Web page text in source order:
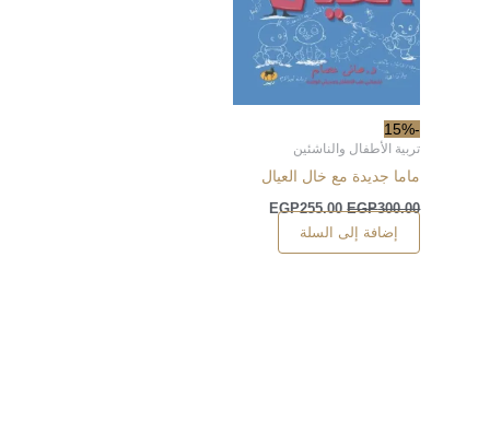
-15%
تربية الأطفال والناشئين
ماما جديدة مع خال العيال
EGP300.00
EGP255.00
إضافة إلى السلة